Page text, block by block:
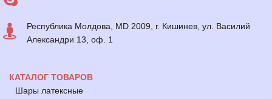
Республика Молдова, MD 2009, г. Кишинев, ул. Василий
Александри 13, оф. 1
КАТАЛОГ ТОВАРОВ
Шары латексные